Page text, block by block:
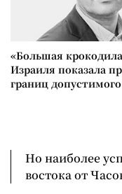
«Большая
Израиля показала
границ допустимого
Но наиболее
востока от